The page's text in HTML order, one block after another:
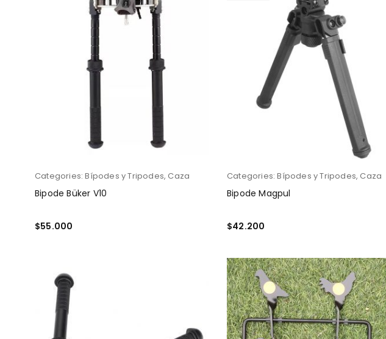
Categories:Bípodes y Tripodes, Caza
Bipode Büker V10
$55.000
Categories:Bípodes y Tripodes, Caza
Bipode Magpul
$42.200